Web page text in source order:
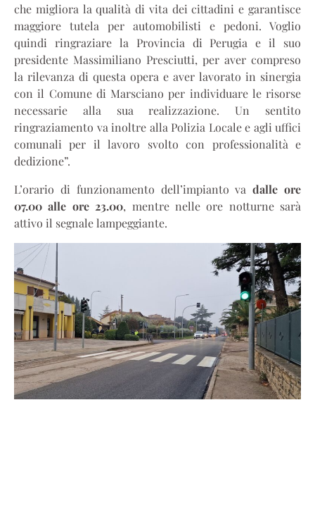
che migliora la qualità di vita dei cittadini e garantisce
maggiore tutela per automobilisti e pedoni. Voglio
quindi ringraziare la Provincia di Perugia e il suo
presidente Massimiliano Presciutti, per aver compreso
la rilevanza di questa opera e aver lavorato in sinergia
con il Comune di Marsciano per individuare le risorse
necessarie alla sua realizzazione. Un sentito
ringraziamento va inoltre alla Polizia Locale e agli uffici
comunali per il lavoro svolto con professionalità e
dedizione”.
L’orario di funzionamento dell’impianto vadalle ore
07.00 alle ore 23.00, mentre nelle ore notturne sarà
attivo il segnale lampeggiante.